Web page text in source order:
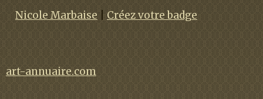
Nicole Marbaise
Créez votre badge
art-annuaire.com